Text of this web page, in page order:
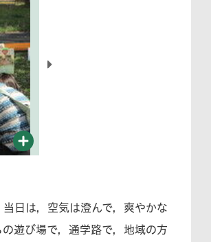
日は，空気は澄んで，爽やかな
遊び場で，通学路で，地域の方